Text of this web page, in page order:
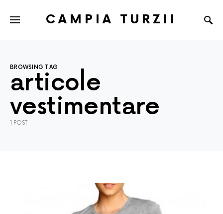
CAMPIA TURZII
BROWSING TAG
articole
vestimentare
1 POST